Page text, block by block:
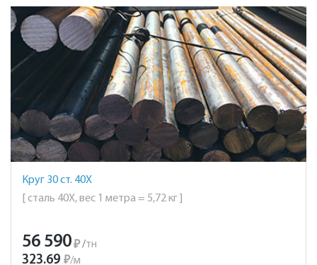
Круг 30 ст. 40Х
[ сталь 40Х, вес 1 метра = 5,72 кг ]
56 590₽ /тн
323.69 ₽/м